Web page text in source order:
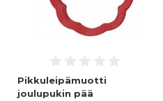
Pikkuleipämuotti
joulupukin pää